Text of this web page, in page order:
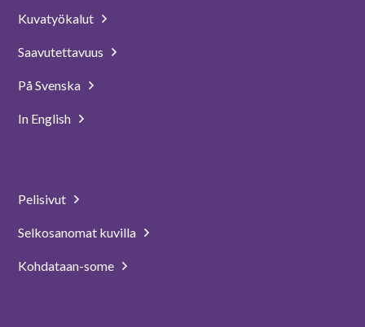
Kuvatyökalut
Saavutettavuus
På Svenska
In English
Pelisivut
Selkosanomat kuvilla
Kohdataan-some